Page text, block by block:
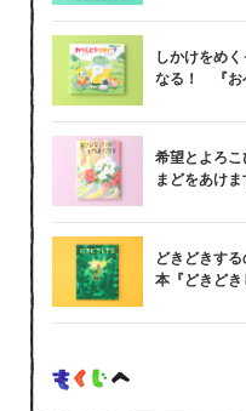
しかけをめ
なる！ 『お
希望とよろ
まどをあけま
どきどきす
本『どきどき